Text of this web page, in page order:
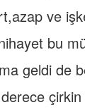
ve
bu
geldi de